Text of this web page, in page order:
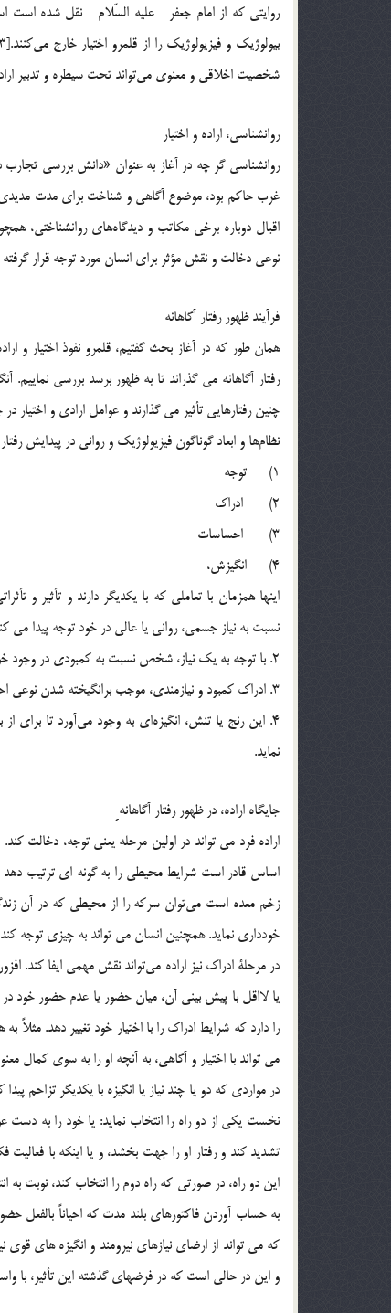
روايتي كه از امام جعفر ـ عليه السّلام ـ نقل شده
شخصيت اخلاقي و معنوي مي‌تواند تحت سيطره و تدبير اراده
روانشناسي، اراده و اختيار
روانشناسي گر چه در آغاز به عنوان «دانش بررسي
غرب حاكم بود، موضوع آگاهي و شناخت براي مدت مديدي
اقبال دوباره برخي مكاتب و ديدگاه‌هاي روانشناختي،
نوعي دخالت و نقش مؤثر براي انسان مورد توجه قرار
فرآيند ظهور رفتار آگاهانه
همان طور كه در آغاز بحث گفتيم، قلمرو نفوذ اختيار و
رفتار آگاهانه مي گذراند تا به ظهور برسد بررسي
چنين رفتارهايي تأثير مي گذارند و عوامل ارادي و اختيار
نظام‌ها و ابعاد گوناگون فيزيولوژيك و رواني در پيدايش
1) توجه
2) ادراک
3) احساسات
4) انگيزش،
نسبت به نياز جسمي، رواني يا عالي در خود توجه پيدا مي
2. با توجه به يك نياز، شخص نسبت به كمبودي در وجود خود آگاه مي‌شود و آن را ادراك مي نمايد.
3. ادراك كمبود و نيازمندي، موجب برانگيخته شدن نوعي احساس رنج يا تنش مي گردد.
4. اين رنج يا تنش، انگيزه‌اي به وجود مي‌آورد تا
نمايد.
جايگاه اراده، در ظهور رفتار آگاهانه ِِ
اراده فرد مي تواند در اولين مرحله يعني توجه، دخالت
اساس قادر است شرايط محيطي را به گونه اي ترتيب
زخم معده است مي‌توان سركه را از محيطي كه در آن
خودداري نمايد. همچنين انسان مي تواند به چيزي توجه
در مرحلة ادراك نيز اراده مي‌تواند نقش مهمي ايفا
يا لااقل با پيش بيني آن، ميان حضور يا عدم حضور خود
را دارد كه شرايط ادراك را با اختيار خود تغيير دهد. مثلاً
مي تواند با اختيار و آگاهي، به آنچه او را به سوي كمال
در مواردي كه دو يا چند نياز يا انگيزه با يكديگر تزاحم
نخست يكي از دو راه را انتخاب نمايد: يا خود را به دست
تشديد كند و رفتار او را جهت بخشد، و يا اينكه با
اين دو راه، در صورتي كه راه دوم را انتخاب كند، نوبت
به حساب آوردن فاكتورهاي بلند مدت كه احياناً بالفعل
كه مي تواند از ارضاي نيازهاي نيرومند و انگيزه هاي قوي
و اين در حالي است كه در فرضهاي گذشته اين تأثير، با